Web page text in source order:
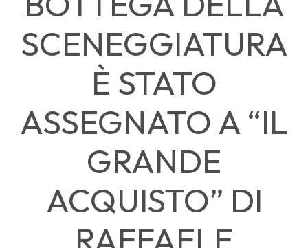
SCENEGGIATURA
È STATO
ASSEGNATO A “IL
GRANDE
ACQUISTO” DI
RAFFAELE